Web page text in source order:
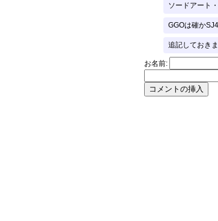
ソードアート
GGOは確か
追記しておき
お名前: